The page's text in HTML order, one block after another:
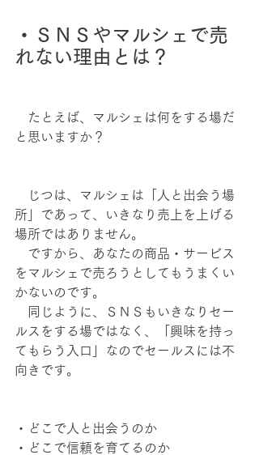
・ＳＮＳやマルシェで売
れない理由とは？
たとえば、マルシェは何をする場だ
と思いますか？
じつは、マルシェは「人と出会う場
所」であって、いきなり売上を上げる
場所ではありません。
ですから、あなたの商品・サービス
をマルシェで売ろうとしてもうまくい
かないのです。
同じように、ＳＮＳもいきなりセー
ルスをする場ではなく、「興味を持っ
てもらう入口」なのでセールスには不
向きです。
・どこで人と出会うのか
・どこで信頼を育てるのか